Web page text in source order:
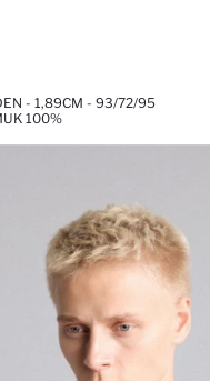
- 1,89CM - 93/72/95
100%